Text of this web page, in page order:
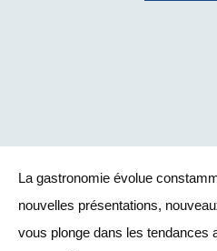
La gastronomie évolue
nouvelles présentations,
vous plonge dans les tendances